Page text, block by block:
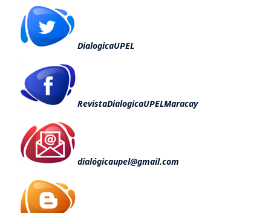
DialogicaUPEL
RevistaDialogicaUPELMaracay
dialógicaupel@gmail.com